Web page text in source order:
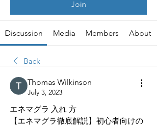
Join
Discussion Media Members About
Back
Thomas Wilkinson
July 3, 2023
エネマグラ 入れ 方
【エネマグラ徹底解説】初心者向けの